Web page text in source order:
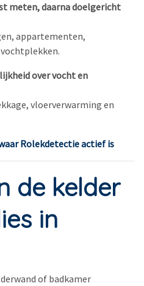
meten, daarna doelgericht
appartementen,
over vocht en
vloerverwarming en
Rolekdetectie actief is
de kelder
in
of badkamer